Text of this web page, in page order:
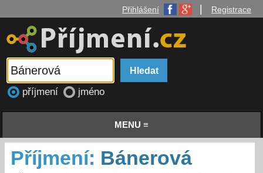
Přihlášení Registrace
příjmení jméno
MENU ≡
Příjmení: Bánerová